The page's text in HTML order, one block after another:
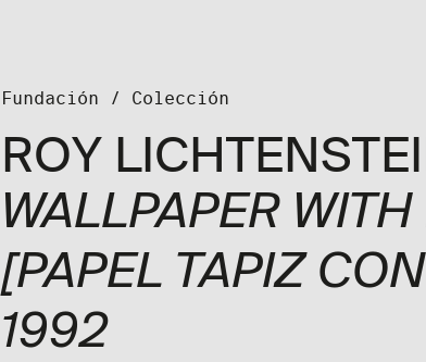
Fundación / Colección
ROY
WALLPAPER
[PAPEL TAPIZ
1992